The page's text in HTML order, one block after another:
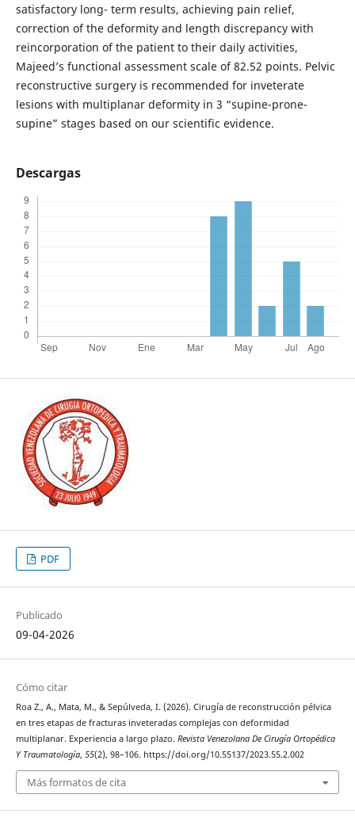
satisfactory long- term results, achieving pain relief,
correction of the deformity and length discrepancy with
reincorporation of the patient to their daily activities,
Majeed’s functional assessment scale of 82.52 points. Pelvic
reconstructive surgery is recommended for inveterate
lesions with multiplanar deformity in 3 “supine-prone-
supine” stages based on our scientific evidence.
Descargas
PDF
Publicado
09-04-2026
Cómo citar
Roa Z., A., Mata, M., & Sepúlveda, I. (2026). Cirugía de reconstrucción pélvica
en tres etapas de fracturas inveteradas complejas con deformidad
multiplanar. Experiencia a largo plazo. Revista Venezolana De Cirugía Ortopédica
Y Traumatología, 55(2), 98–106. https://doi.org/10.55137/2023.55.2.002
Más formatos de cita